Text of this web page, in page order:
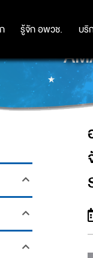
รู้จัก อพวช. บริ
รู้จัก อพวช. บริ
าสตร์แห่ง